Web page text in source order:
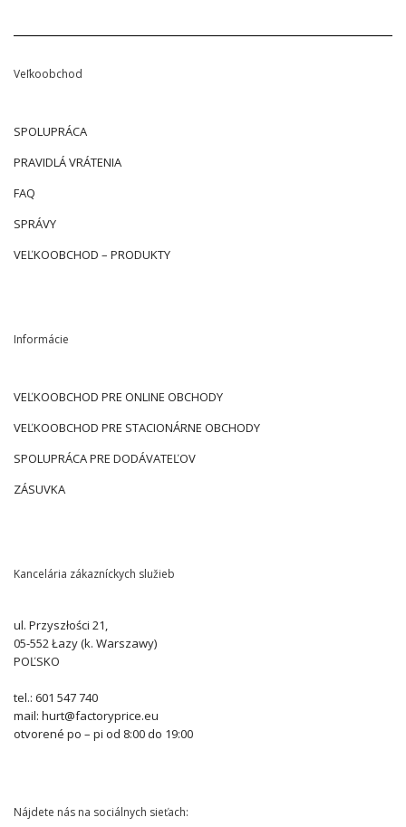
Veľkoobchod
SPOLUPRÁCA
PRAVIDLÁ VRÁTENIA
FAQ
SPRÁVY
VEĽKOOBCHOD – PRODUKTY
Informácie
VEĽKOOBCHOD PRE ONLINE OBCHODY
VEĽKOOBCHOD PRE STACIONÁRNE OBCHODY
SPOLUPRÁCA PRE DODÁVATEĽOV
ZÁSUVKA
Kancelária zákazníckych služieb
ul. Przyszłości 21,
05-552 Łazy (k. Warszawy)
POĽSKO
tel.: 601 547 740
mail: hurt@factoryprice.eu
otvorené po – pi od 8:00 do 19:00
Nájdete nás na sociálnych sieťach: